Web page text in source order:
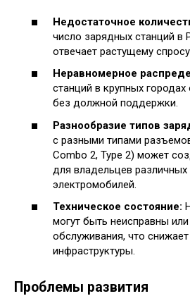
Недостаточное
число зарядных станций в
отвечает растущему
Неравномерное
станций в крупных городах
без должной поддержки.
Разнообразие типов
с разными типами
Combo 2, Type 2) может
для владельцев
электромобилей.
Техническое состояние:
могут быть неисправны
обслуживания, что
инфраструктуры.
Проблемы развития